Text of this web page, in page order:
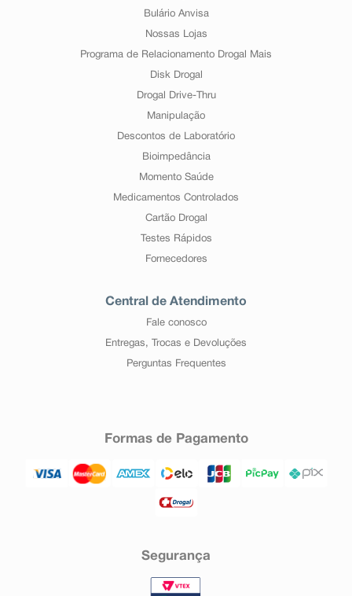
Bulário Anvisa
Nossas Lojas
Programa de Relacionamento Drogal Mais
Disk Drogal
Drogal Drive-Thru
Manipulação
Descontos de Laboratório
Bioimpedância
Momento Saúde
Medicamentos Controlados
Cartão Drogal
Testes Rápidos
Fornecedores
Central de Atendimento
Fale conosco
Entregas, Trocas e Devoluções
Perguntas Frequentes
Formas de Pagamento
Segurança